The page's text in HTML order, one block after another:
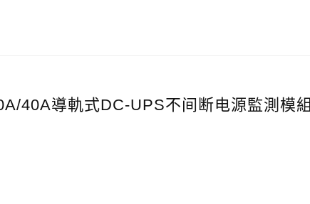
40A導軌式DC-UPS不间断电源監測模組